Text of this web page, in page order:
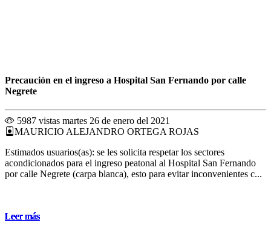
Leer más
Leer más
Leer más
Leer más
Leer más
Leer más
Leer más
Precaución en el ingreso a Hospital San Fernando por calle
Negrete
5987 vistas martes 26 de enero del 2021
MAURICIO ALEJANDRO ORTEGA ROJAS
Estimados usuarios(as): se les solicita respetar los sectores
acondicionados para el ingreso peatonal al Hospital San Fernando
por calle Negrete (carpa blanca), esto para evitar inconvenientes c...
Leer más
Leer más
Leer más
Leer más
Leer más